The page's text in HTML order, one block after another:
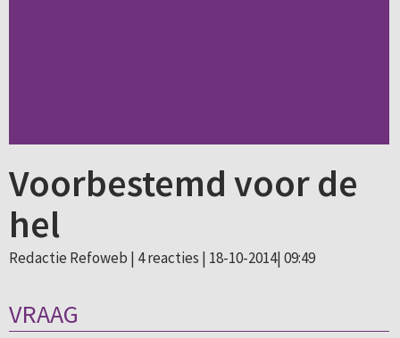
Voorbestemd voor de
hel
Redactie Refoweb | 4 reacties | 18-10-2014| 09:49
VRAAG